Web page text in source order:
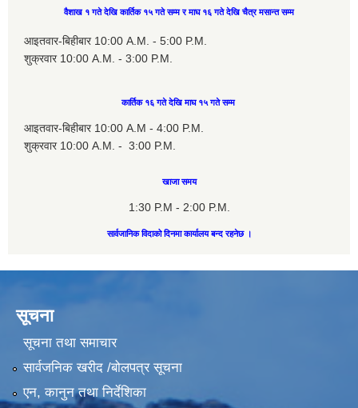
वैशाख १ गते देखि कार्तिक १५ गते सम्म र माघ १६ गते देखि चैत्र मसान्त सम्म
आइतवार-बिहीबार 10:00 A.M. - 5:00 P.M.
शुक्रवार 10:00 A.M. - 3:00 P.M.
कार्तिक १६ गते देखि माघ १५ गते सम्म
आइतवार-बिहीबार 10:00 A.M - 4:00 P.M.
शुक्रवार 10:00 A.M. - 3:00 P.M.
खाजा समय
1:30 P.M - 2:00 P.M.
सार्वजानिक विदाको दिनमा कार्यालय बन्द रहनेछ ।
सूचना
सूचना तथा समाचार
सार्वजनिक खरीद /बोलपत्र सूचना
एन, कानुन तथा निर्देशिका